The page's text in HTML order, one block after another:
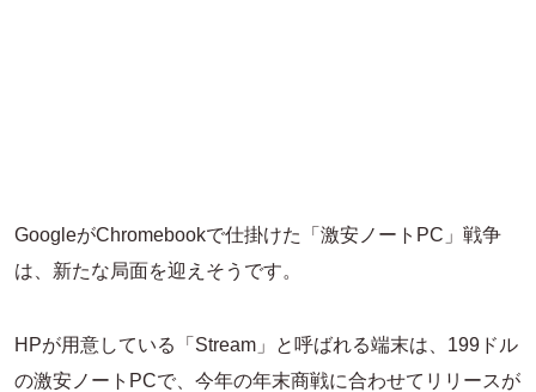
GoogleがChromebookで仕掛けた「激安ノートPC」戦争
は、新たな局面を迎えそうです。
HPが用意している「Stream」と呼ばれる端末は、199ドル
の激安ノートPCで、今年の年末商戦に合わせてリリースが